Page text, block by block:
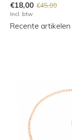
€18,00 €45,00
Incl. btw
Recente artikelen